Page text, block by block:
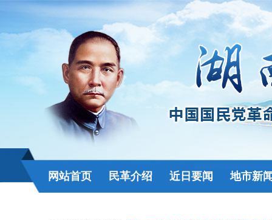
网站首页 民革介绍 近日要闻 地市新